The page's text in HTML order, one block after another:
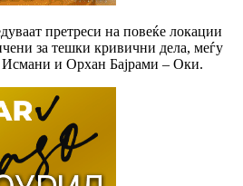
претреси на повеќе локации
за тешки кривични дела, меѓу
и Орхан Бајрами – Оки.